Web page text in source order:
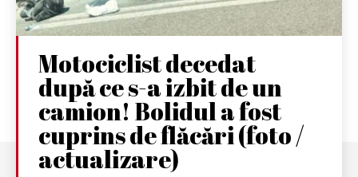
Motociclist decedat
după ce s-a izbit de un
camion! Bolidul a fost
cuprins de flăcări (foto /
actualizare)